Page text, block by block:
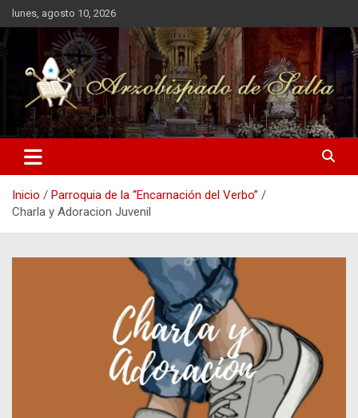
Saltar
al
contenido
lunes, agosto 10, 2026
Arzobispado de Salta
Arzobispado de Salta
Inicio
Parroquia de la “Encarnación del Verbo”
Charla y Adoracion Juvenil